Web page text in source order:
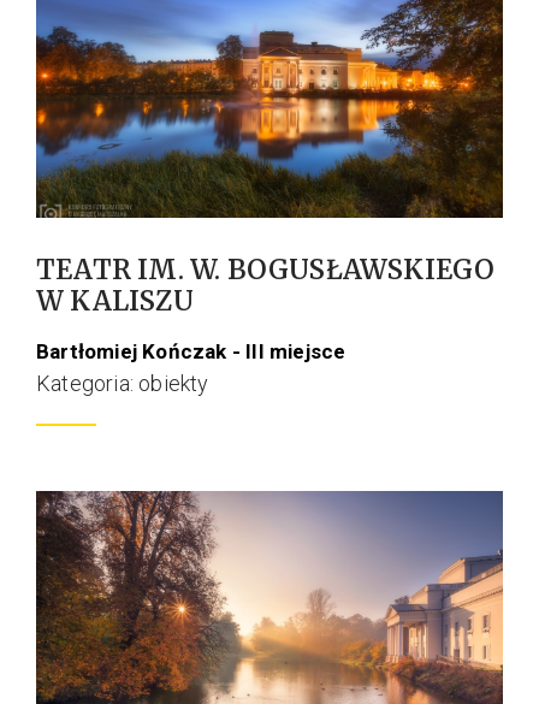
TEATR IM. W. BOGUSŁAWSKIEGO
W KALISZU
Bartłomiej Kończak - III miejsce
Kategoria: obiekty